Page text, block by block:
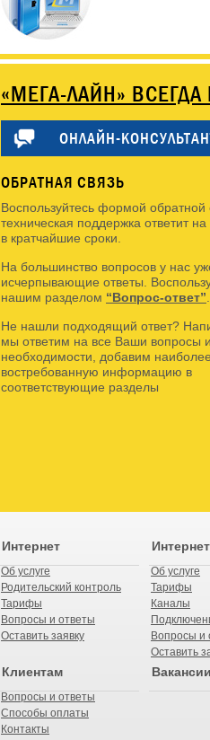
«МЕГА-ЛАЙН»
ОНЛАЙН-
ОБРАТНАЯ СВЯЗЬ
Воспользуйтесь формой обратной
техническая поддержка ответит
в кратчайшие сроки.
На большинство вопросов у нас
исчерпывающие ответы.
нашим разделом “Вопрос-ответ”
Не нашли подходящий ответ?
мы ответим на все Ваши вопросы
необходимости, добавим наиболее
востребованную информацию в
соответствующие разделы
Интернет
Об услуге
Родительский контроль
Тарифы
Вопросы и ответы
Оставить заявку
Об услуге
Тарифы
Каналы
Вопросы и
Оставить
Клиентам
Вопросы и ответы
Способы оплаты
Контакты
Вакансии